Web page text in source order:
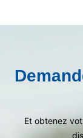
Et obtenez